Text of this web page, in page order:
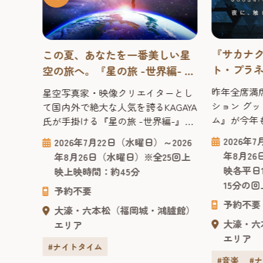
この夏、あなたを一番美しい星
空の旅へ。『星の旅 -世界編- リ
マスター・ロングバージョン』
【福岡市科学館 ドームシア
ター】2026年
星空写真家・映像クリエイターとし
て国内外で絶大な人気を誇るKAGAYA
氏が手掛ける『星の旅 -世界編-』が
この夏、さらなる進化を遂げ『星の
旅 -世界編- リマスター・ロングバー
ジョン』として福岡市科学館ドーム
シアターに帰ってきます。 ニュー
ジーランドのテカポ湖、ハワイのマ
ウナケア山、ウユニ塩湖など、
KAGAYA氏が3年の歳月をかけて撮影
した世界各地の星空の映像を元に、
ドーム映像ならではの臨場...
2026年7月22日（水曜日）～2026
年8月26日（水曜日）※全25回上
映上映時間：約45分
予約不要
大濠・六本松（福岡城・鴻臚館）
エリア
#ナイトタイム
『サカナ
ト・プラ
上映決定
ムシアタ
昨年全席満
ション グ
ム』が今年も
ションの
映像が高次
ナクショ
リウム』
た。昨年
上映完売を
の年月を経
くの人々
作品です
2026年7
年8月26
映各平
15分の
予約不要
大濠・
エリア
#音楽 #